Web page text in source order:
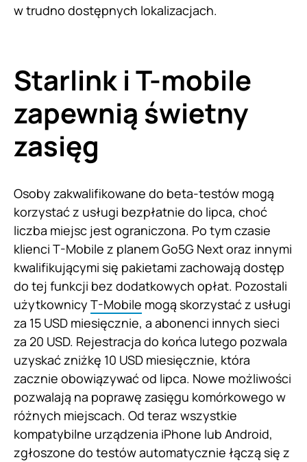
w trudno dostępnych lokalizacjach.
Starlink i T-mobile
zapewnią świetny
zasięg
Osoby zakwalifikowane do beta-testów mogą
korzystać z usługi bezpłatnie do lipca, choć
liczba miejsc jest ograniczona. Po tym czasie
klienci T-Mobile z planem Go5G Next oraz innymi
kwalifikującymi się pakietami zachowają dostęp
do tej funkcji bez dodatkowych opłat. Pozostali
użytkownicy T-Mobile mogą skorzystać z usługi
za 15 USD miesięcznie, a abonenci innych sieci
za 20 USD. Rejestracja do końca lutego pozwala
uzyskać zniżkę 10 USD miesięcznie, która
zacznie obowiązywać od lipca. Nowe możliwości
pozwalają na poprawę zasięgu komórkowego w
różnych miejscach. Od teraz wszystkie
kompatybilne urządzenia iPhone lub Android,
zgłoszone do testów automatycznie łączą się z